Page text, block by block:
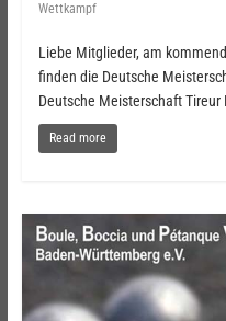
Wettkampf
Liebe Mitglieder, am
finden die Deutsche
Deutsche Meisterschaft Tireur
Read more